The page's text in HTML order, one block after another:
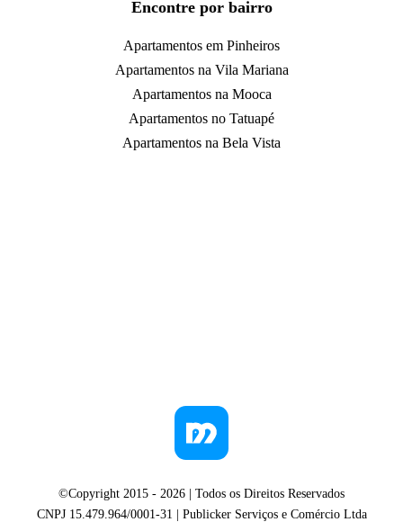
Encontre por bairro
Apartamentos em Pinheiros
Apartamentos na Vila Mariana
Apartamentos na Mooca
Apartamentos no Tatuapé
Apartamentos na Bela Vista
©Copyright 2015 - 2026 | Todos os Direitos Reservados
CNPJ 15.479.964/0001-31 | Publicker Serviços e Comércio Ltda